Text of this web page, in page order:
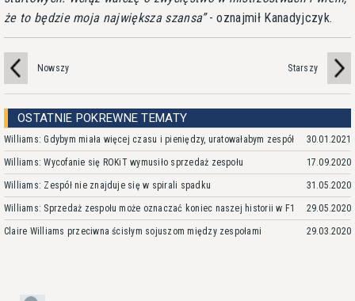
że to będzie moja największa szansa - oznajmił Kanadyjczyk.
Nowszy Starszy
OSTATNIE POKREWNE TEMATY
Williams: Gdybym miała więcej czasu i pieniędzy, uratowałabym zespół 30.01.2021
Williams: Wycofanie się ROKiT wymusiło sprzedaż zespołu 17.09.2020
Williams: Zespół nie znajduje się w spirali spadku 31.05.2020
Williams: Sprzedaż zespołu może oznaczać koniec naszej historii w F1 29.05.2020
Claire Williams przeciwna ścisłym sojuszom między zespołami 29.03.2020